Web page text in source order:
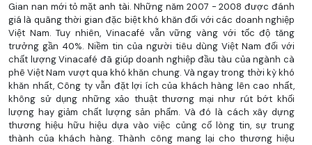
Gian nan mới tỏ mặt anh tài. Những năm 2007 - 2008 được đánh
giá là quãng thời gian đặc biệt khó khăn đối với các doanh nghiệp
Việt Nam. Tuy nhiên, Vinacafé vẫn vững vàng với tốc độ tăng
trưởng gần 40%. Niềm tin của người tiêu dùng Việt Nam đối với
chất lượng Vinacafé đã giúp doanh nghiệp đầu tàu của ngành cà
phê Việt Nam vượt qua khó khăn chung. Và ngay trong thời kỳ khó
khăn nhất, Công ty vẫn đặt lợi ích của khách hàng lên cao nhất,
không sử dụng những xảo thuật thương mại như rút bớt khối
lượng hay giảm chất lượng sản phẩm. Và đó là cách xây dựng
thương hiệu hữu hiệu dựa vào việc củng cố lòng tin, sự trung
thành của khách hàng. Thành công mang lại cho thương hiệu